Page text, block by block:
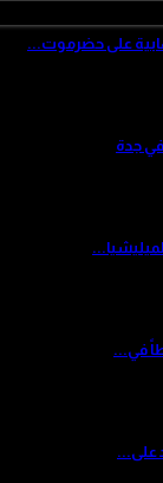
على حضرموت...
في جدة
على...